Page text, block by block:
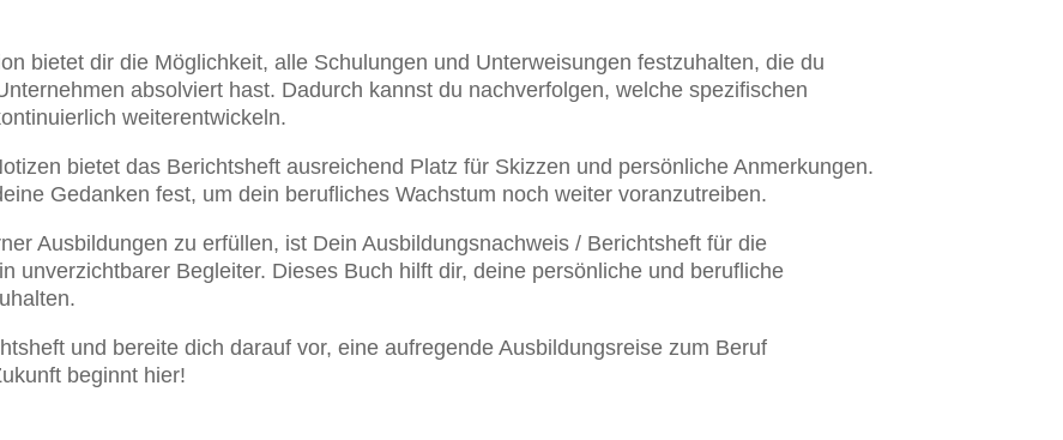
bietet dir die Möglichkeit, alle Schulungen und Unterweisungen festzuhalten, die du
absolviert hast. Dadurch kannst du nachverfolgen, welche spezifischen
weiterentwickeln.
bietet das Berichtsheft ausreichend Platz für Skizzen und persönliche Anmerkungen.
Gedanken fest, um dein berufliches Wachstum noch weiter voranzutreiben.
Ausbildungen zu erfüllen, ist Dein Ausbildungsnachweis / Berichtsheft für die
unverzichtbarer Begleiter. Dieses Buch hilft dir, deine persönliche und berufliche
und bereite dich darauf vor, eine aufregende Ausbildungsreise zum Beruf
beginnt hier!